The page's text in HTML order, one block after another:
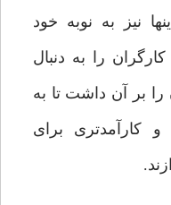
نیز به نوبه خود
را به دنبال
را بر آن داشت تا به
کارآمدترى براى